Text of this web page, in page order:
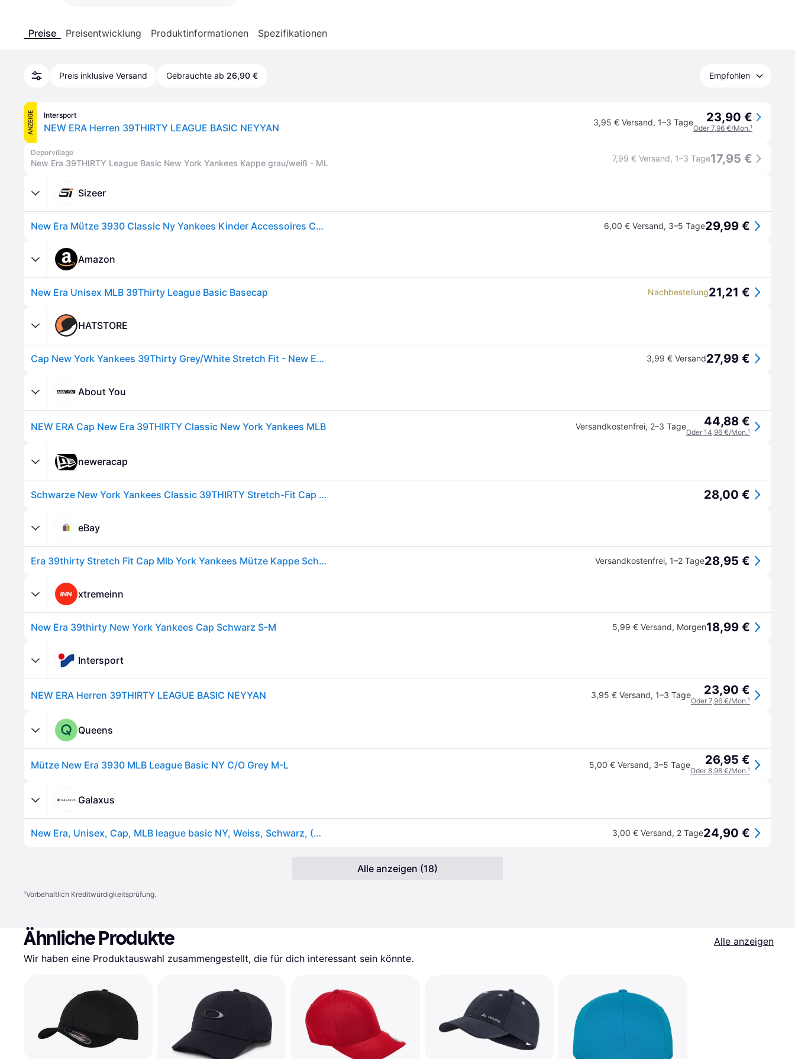
Preise Preisentwicklung Produktinformationen Spezifikationen
Preis inklusive Versand Gebrauchte ab 26,90 € Empfohlen
ANZEIGE Intersport
NEW ERA Herren 39THIRTY LEAGUE BASIC NEYYAN 3,95 € Versand, 1–3 Tage 23,90 €
Oder 7,96 €/Mon.¹
Deporvillage
New Era 39THIRTY League Basic New York Yankees Kappe grau/weiß - ML 7,99 € Versand, 1–3 Tage17,95 €
Sizeer
New Era Mütze 3930 Classic Ny Yankees Kinder Accessoires Caps 10145638 Schwarz 6,00 € Versand, 3–5 Tage29,99 €
Amazon
New Era Unisex MLB 39Thirty League Basic Basecap Nachbestellung21,21 €
HATSTORE
Cap New York Yankees 39Thirty Grey/White Stretch Fit - New Era - Grau Flexfit 3,99 € Versand27,99 €
About You
NEW ERA Cap New Era 39THIRTY Classic New York Yankees MLB Versandkostenfrei, 2–3 Tage 44,88 €
Oder 14,96 €/Mon.¹
neweracap
Schwarze New York Yankees Classic 39THIRTY Stretch-Fit Cap New Era Cap adult unisex 28,00 €
eBay
Era 39thirty Stretch Fit Cap Mlb York Yankees Mütze Kappe Schwarz Weiß Versandkostenfrei, 1–2 Tage28,95 €
xtremeinn
New Era 39thirty New York Yankees Cap Schwarz S-M 5,99 € Versand, Morgen18,99 €
Intersport
NEW ERA Herren 39THIRTY LEAGUE BASIC NEYYAN 3,95 € Versand, 1–3 Tage 23,90 €
Oder 7,96 €/Mon.¹
Queens
Mütze New Era 3930 MLB League Basic NY C/O Grey M-L 5,00 € Versand, 3–5 Tage 26,95 €
Oder 8,98 €/Mon.¹
Galaxus
New Era, Unisex, Cap, MLB league basic NY, Weiss, Schwarz, (M, S) 3,00 € Versand, 2 Tage24,90 €
Alle anzeigen (18)
¹Vorbehaltlich Kreditwürdigkeitsprüfung.
Ähnliche Produkte
Alle anzeigen
Wir haben eine Produktauswahl zusammengestellt, die für dich interessant sein könnte.